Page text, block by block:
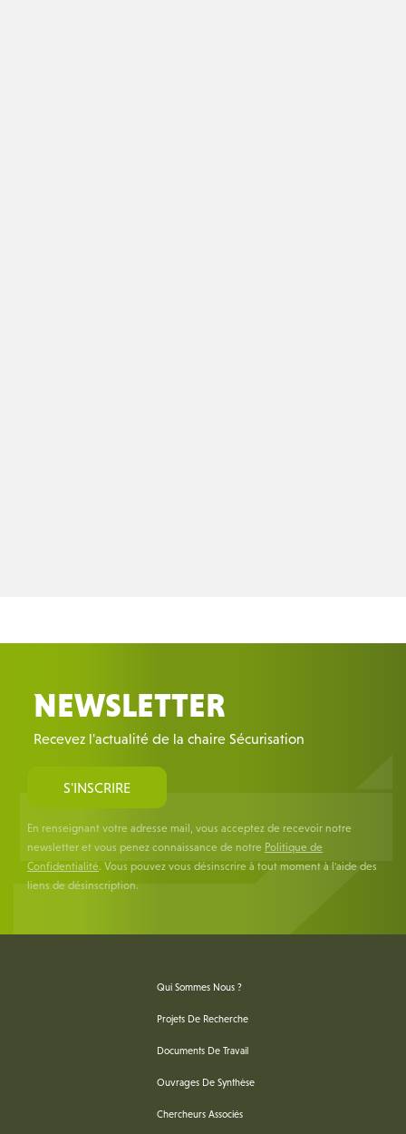
NEWSLETTER
Recevez l'actualité de la chaire Sécurisation
S'INSCRIRE
En renseignant votre adresse mail, vous acceptez de recevoir notre
newsletter et vous penez connaissance de notre Politique de
Confidentialité. Vous pouvez vous désinscrire à tout moment à l'aide des
liens de désinscription.
Qui Sommes Nous ?
Projets De Recherche
Documents De Travail
Ouvrages De Synthèse
Chercheurs Associés